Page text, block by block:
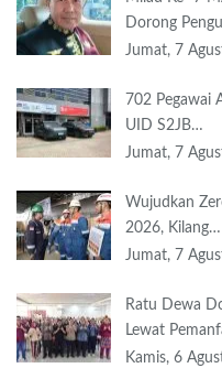
Dorong
Jumat, 7
702 Pegawai
UID S2JB…
Jumat, 7
Wujudkan
2026, Kilang…
Jumat, 7
Ratu Dewa
Lewat
Kamis, 6